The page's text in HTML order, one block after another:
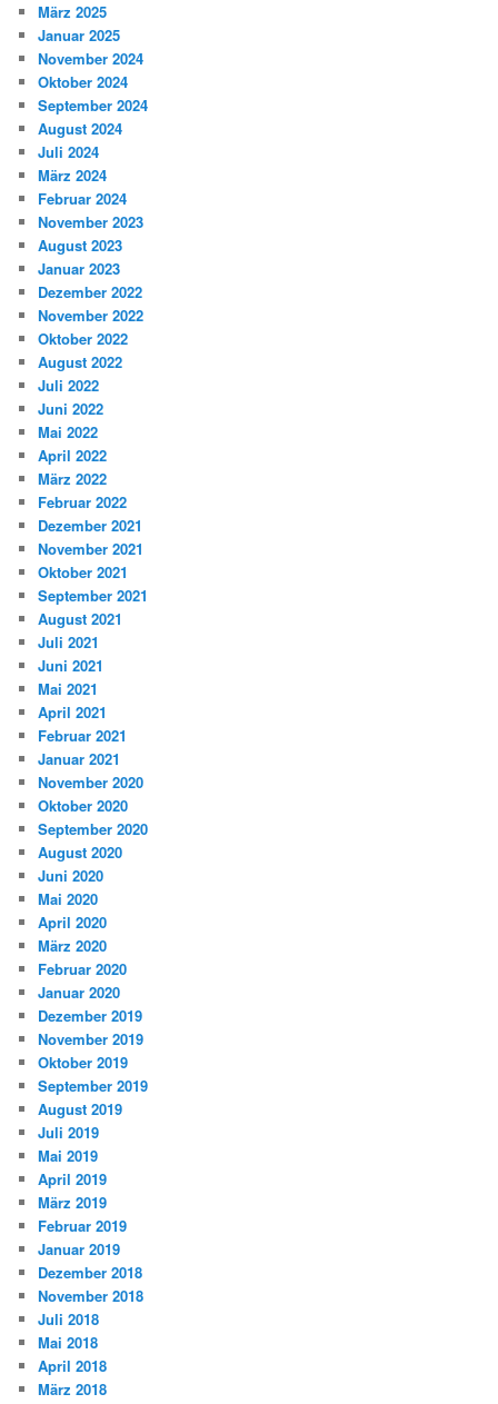
März 2025
Januar 2025
November 2024
Oktober 2024
September 2024
August 2024
Juli 2024
März 2024
Februar 2024
November 2023
August 2023
Januar 2023
Dezember 2022
November 2022
Oktober 2022
August 2022
Juli 2022
Juni 2022
Mai 2022
April 2022
März 2022
Februar 2022
Dezember 2021
November 2021
Oktober 2021
September 2021
August 2021
Juli 2021
Juni 2021
Mai 2021
April 2021
Februar 2021
Januar 2021
November 2020
Oktober 2020
September 2020
August 2020
Juni 2020
Mai 2020
April 2020
März 2020
Februar 2020
Januar 2020
Dezember 2019
November 2019
Oktober 2019
September 2019
August 2019
Juli 2019
Mai 2019
April 2019
März 2019
Februar 2019
Januar 2019
Dezember 2018
November 2018
Juli 2018
Mai 2018
April 2018
März 2018